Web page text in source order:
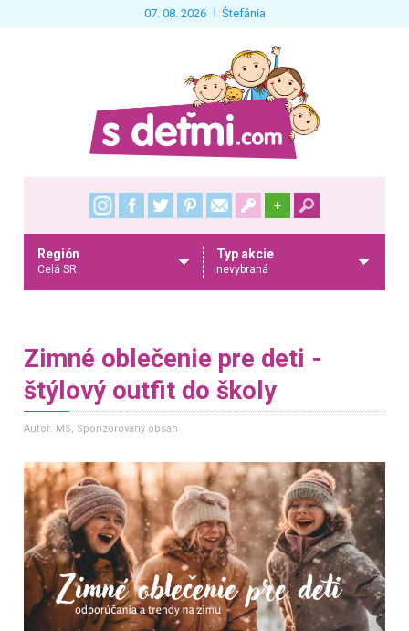
07. 08. 2026 Štefánia
+
Región
Celá SR
Typ akcie
nevybraná
Zimné oblečenie pre deti -
štýlový outfit do školy
Autor: MS, Sponzorovaný obsah